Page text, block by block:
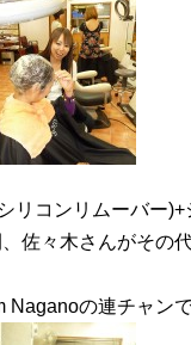
リコンリムーバー
佐々木さんがその
Naganoの連チャン